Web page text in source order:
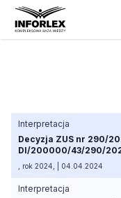
Interpretacja
Decyzja ZUS nr 290/
DI/200000/43/290/
, rok 2024, | 04.04.2024
Interpretacja